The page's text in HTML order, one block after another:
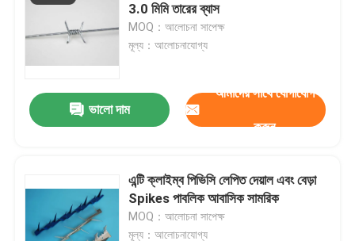
আমাদের সাথে যোগাযোগ করুন
মামলা
প্রসারিত ধাতু তারের জাল
ছিদ্রযুক্ত ধাতু তারের জাল
3.0 মিমি তারের ব্যাস
MOQ：আলোচনা সাপেক্ষ
মূল্য：আলোচনাযোগ্য
ভালো দাম
আমাদের সাথে যোগাযোগ
করুন
এন্টি ক্লাইম্ব পিভিসি লেপিত দেয়াল এবং বেড়া
Spikes পাবলিক আবাসিক সামরিক
MOQ：আলোচনা সাপেক্ষ
মূল্য：আলোচনাযোগ্য